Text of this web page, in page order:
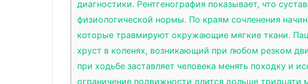
диагностики. Рентгенография показывает, что
физиологической нормы. По краям сочленения
которые травмируют окружающие мягкие ткани.
хруст в коленях, возникающий при любом резком
при ходьбе заставляет человека менять походку и
ограничение подвижности длится дольше тридцати